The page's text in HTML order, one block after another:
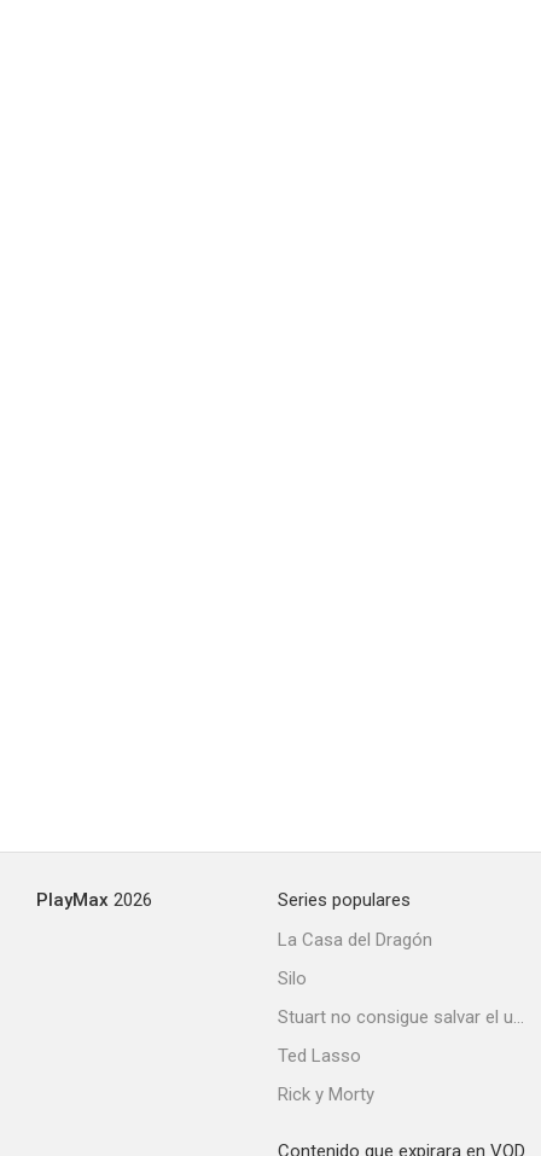
PlayMax 2026
Series populares
La Casa del Dragón
Silo
Stuart no consigue salvar el universo
Ted Lasso
Rick y Morty
Contenido que expirara en VOD